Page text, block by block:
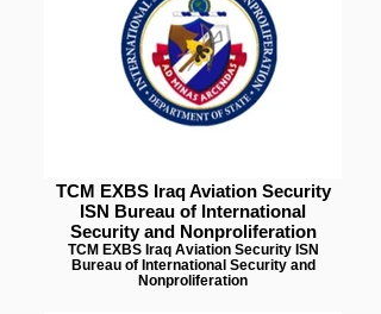
TCM EXBS Iraq Aviation Security
ISN Bureau of International
Security and Nonproliferation
TCM EXBS Iraq Aviation Security ISN
Bureau of International Security and
Nonproliferation